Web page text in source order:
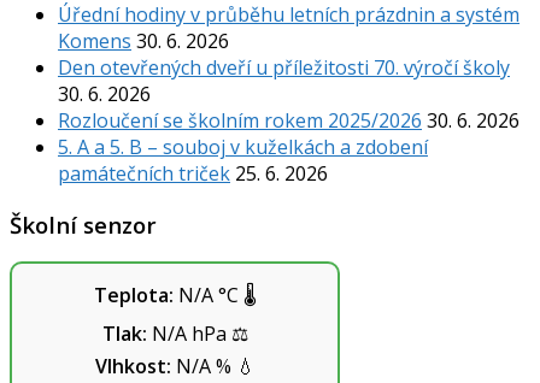
Úřední hodiny v průběhu letních prázdnin a systém
Komens 30. 6. 2026
Den otevřených dveří u příležitosti 70. výročí školy
30. 6. 2026
Rozloučení se školním rokem 2025/2026 30. 6. 2026
5. A a 5. B – souboj v kuželkách a zdobení
památečních triček 25. 6. 2026
Školní senzor
Teplota: N/A°C 🌡️
Tlak: N/AhPa ⚖️
Vlhkost: N/A% 💧